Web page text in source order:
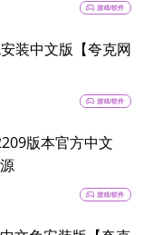
sports_esports 游戏/软件
装中文版【夸克网
sports_esports 游戏/软件
版本官方中文
sports_esports 游戏/软件